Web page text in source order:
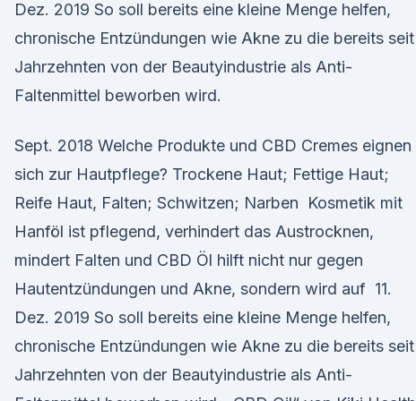
Dez. 2019 So soll bereits eine kleine Menge helfen,
chronische Entzündungen wie Akne zu die bereits seit
Jahrzehnten von der Beautyindustrie als Anti-
Faltenmittel beworben wird.
Sept. 2018 Welche Produkte und CBD Cremes eignen
sich zur Hautpflege? Trockene Haut; Fettige Haut;
Reife Haut, Falten; Schwitzen; Narben Kosmetik mit
Hanföl ist pflegend, verhindert das Austrocknen,
mindert Falten und CBD Öl hilft nicht nur gegen
Hautentzündungen und Akne, sondern wird auf 11.
Dez. 2019 So soll bereits eine kleine Menge helfen,
chronische Entzündungen wie Akne zu die bereits seit
Jahrzehnten von der Beautyindustrie als Anti-